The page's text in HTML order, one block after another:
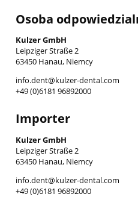
Osoba
Kulzer GmbH
Leipziger Straße 2
63450 Hanau, Niemcy
info.dent@kulzer-dental.com
+49 (0)6181 96892000
Importer
Kulzer GmbH
Leipziger Straße 2
63450 Hanau, Niemcy
info.dent@kulzer-dental.com
+49 (0)6181 96892000